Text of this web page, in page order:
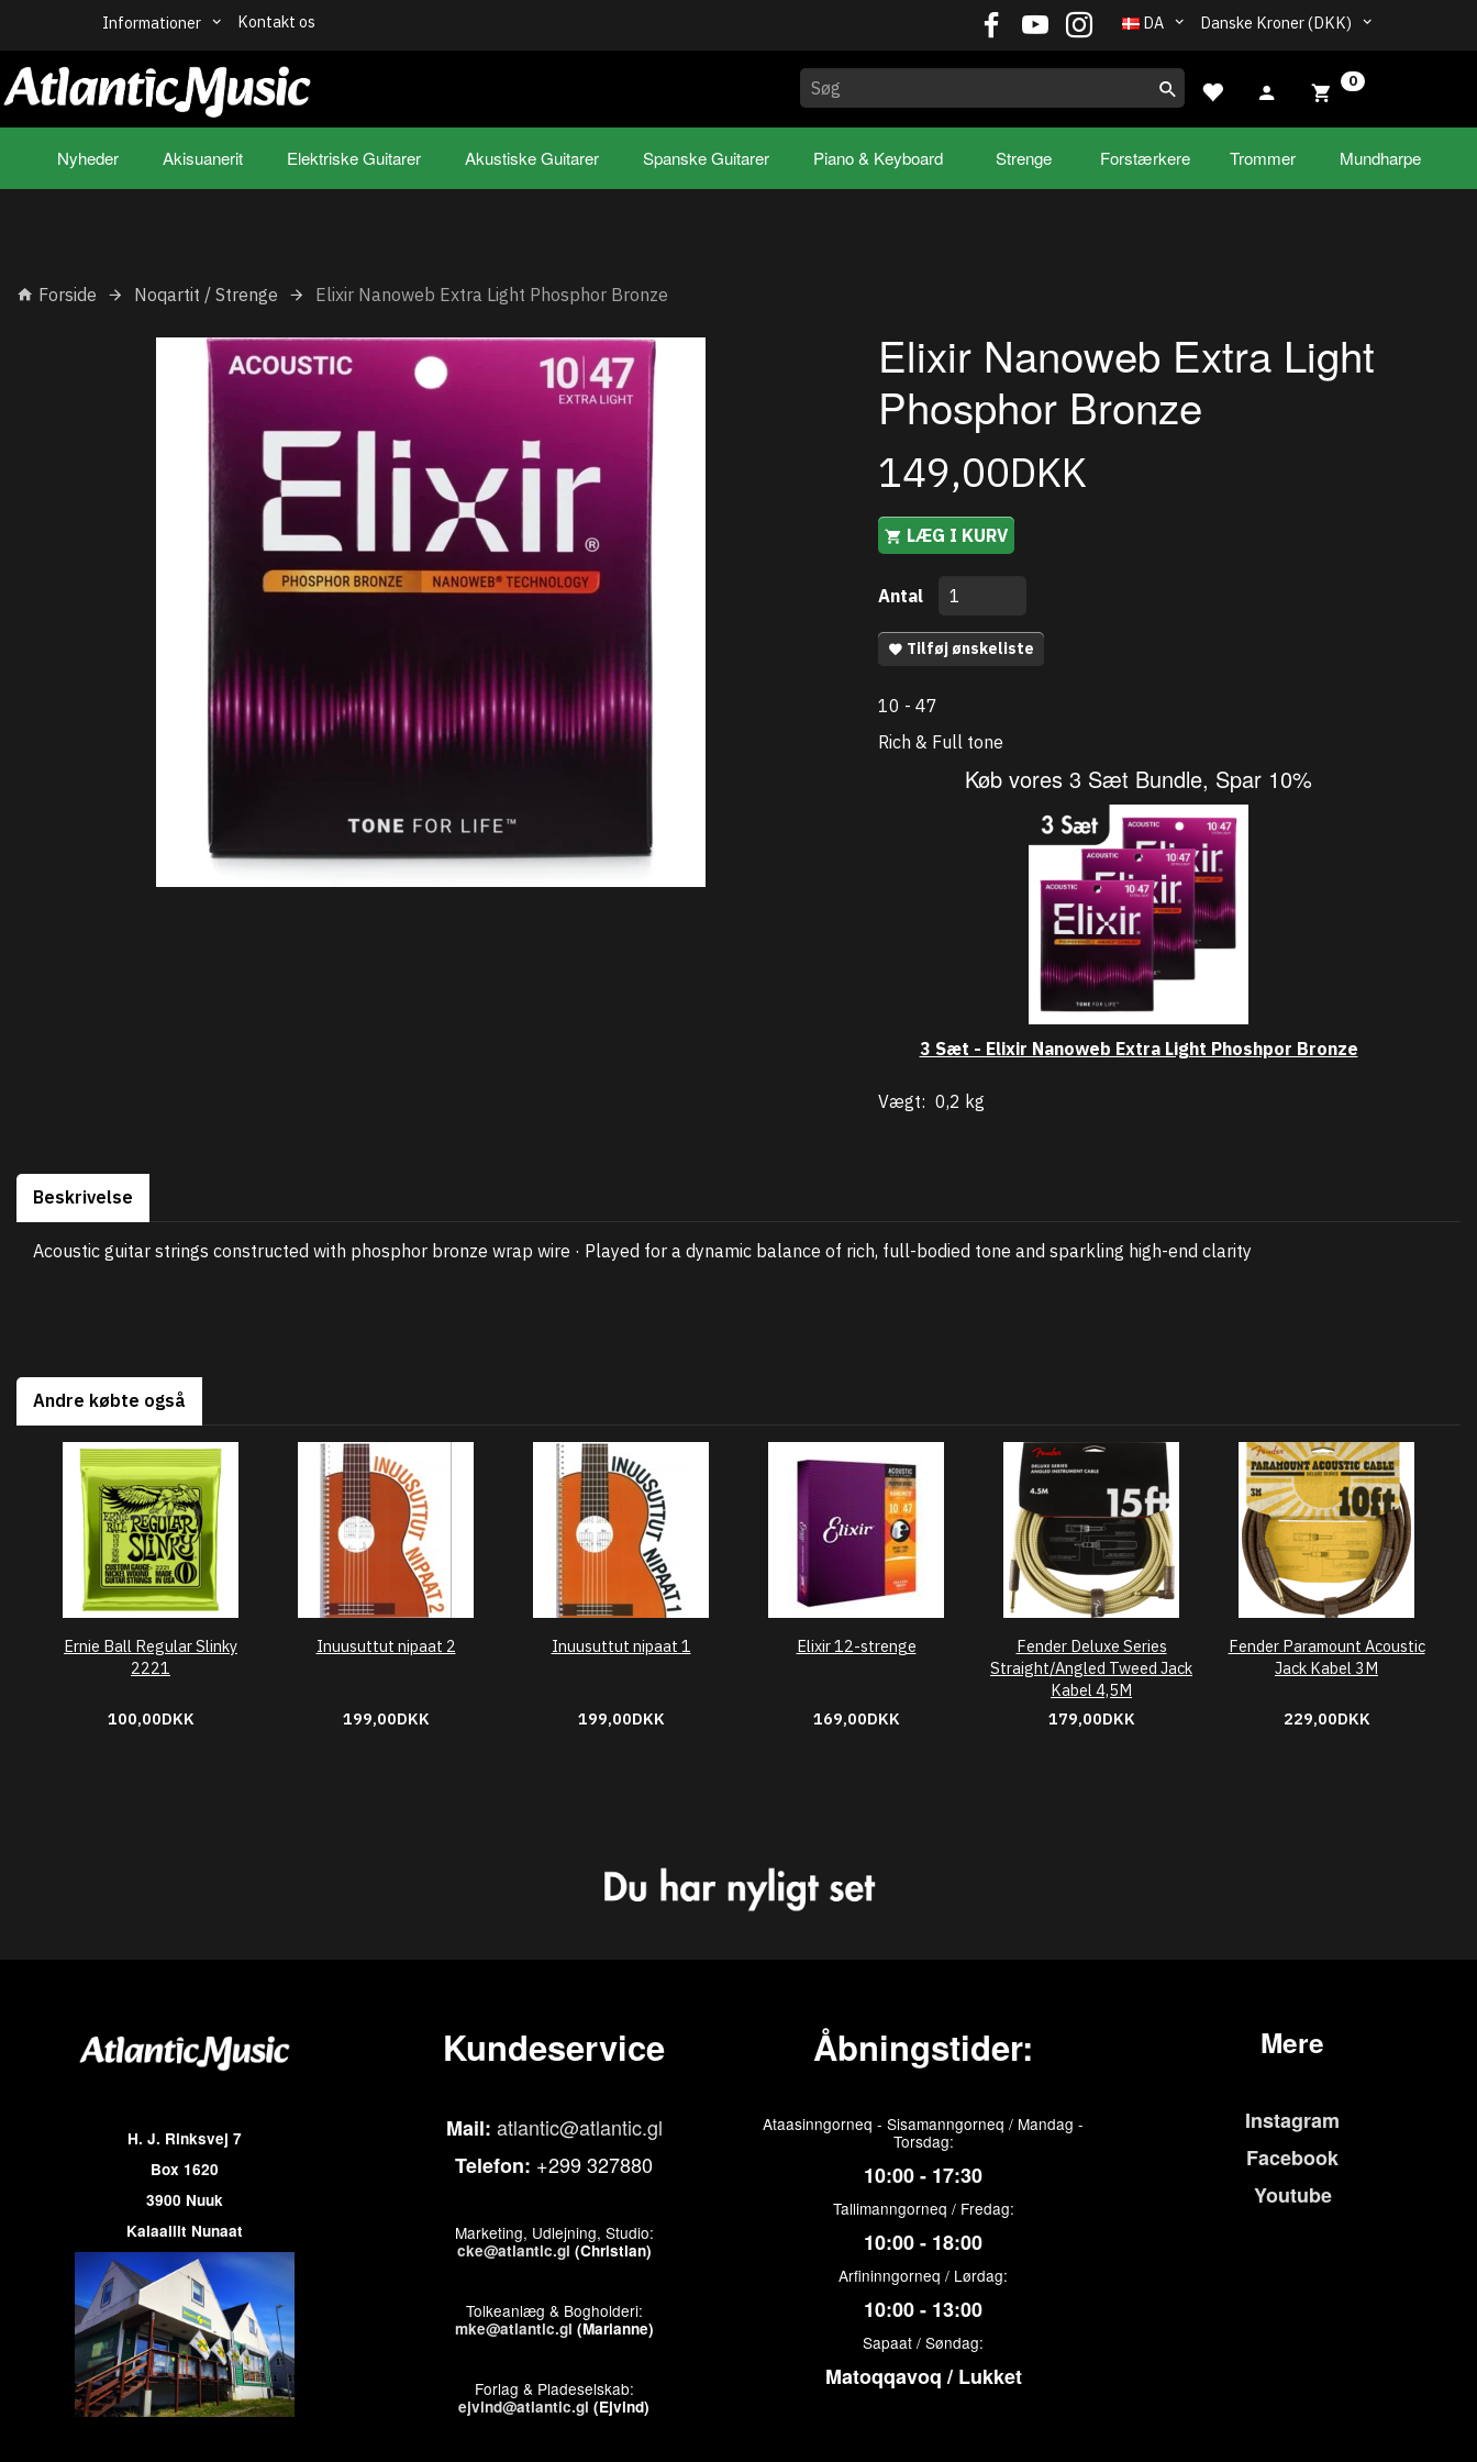
Danske Kroner (DKK)
DA
Informationer Kontakt os
0
Nyheder Akisuanerit Elektriske Guitarer Akustiske Guitarer Spanske Guitarer Piano & Keyboard Strenge Forstærkere Trommer Mundharpe
Forside Noqartit / Strenge Elixir Nanoweb Extra Light Phosphor Bronze
Elixir Nanoweb Extra Light
Phosphor Bronze
149,00DKK
LÆG I KURV
Antal
Tilføj ønskeliste
10 - 47
Rich & Full tone
Køb vores 3 Sæt Bundle, Spar 10%
3 Sæt - Elixir Nanoweb Extra Light Phoshpor Bronze
Vægt: 0,2 kg
Beskrivelse
Acoustic guitar strings constructed with phosphor bronze wrap wire · Played for a dynamic balance of rich, full-bodied tone and sparkling high-end clarity
Andre købte også
Ernie Ball Regular Slinky
2221
100,00DKK
Inuusuttut nipaat 2
199,00DKK
Inuusuttut nipaat 1
199,00DKK
Elixir 12-strenge
169,00DKK
Fender Deluxe Series
Straight/Angled Tweed Jack
Kabel 4,5M
179,00DKK
Fender Paramount Acoustic
Jack Kabel 3M
229,00DKK
H. J. Rinksvej 7
Box 1620
3900 Nuuk
Kalaallit Nunaat
Kundeservice
Mail: atlantic@atlantic.gl
Telefon: +299 327880
Marketing, Udlejning, Studio:
cke@atlantic.gl (Christian)
Tolkeanlæg & Bogholderi:
mke@atlantic.gl (Marianne)
Forlag & Pladeselskab:
ejvind@atlantic.gl (Ejvind)
Åbningstider:
Ataasinngorneq - Sisamanngorneq / Mandag -
Torsdag:
10:00 - 17:30
Tallimanngorneq / Fredag:
10:00 - 18:00
Arfininngorneq / Lørdag:
10:00 - 13:00
Sapaat / Søndag:
Matoqqavoq / Lukket
Mere
Instagram
Facebook
Youtube